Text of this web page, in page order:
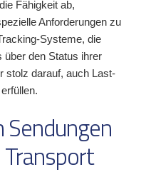
Fähigkeit ab,
Anforderungen zu
Systeme, die
über den Status ihrer
stolz darauf, auch Last-
Transport